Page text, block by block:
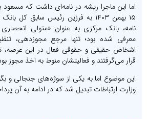
اما این ماجرا ریشه در نامه‌ای داشت که مسعود
۱۵ بهمن ۱۴۰۳ به فرزین رئیس‌ سابق
نامه، بانک مرکزی به عنوان «متولی انحصاری
معرفی شده بود؛ تنها مرجع مجوزدهی،
اشخاص حقیقی و حقوقی فعال در این عرصه،
قرار می‌گرفتند و فعالیتشان منوط به اخذ مجوز
این موضوع اما به یکی از سوژه‌های جنجالی و
وزارت ارتباطات تبدیل شد که در ادامه به آن